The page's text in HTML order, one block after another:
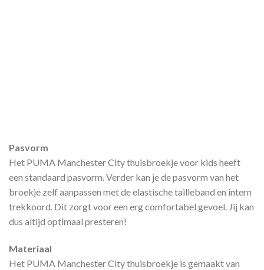
Pasvorm
Het PUMA Manchester City thuisbroekje voor kids heeft
een standaard pasvorm. Verder kan je de pasvorm van het
broekje zelf aanpassen met de elastische tailleband en intern
trekkoord. Dit zorgt voor een erg comfortabel gevoel. Jij kan
dus altijd optimaal presteren!
Materiaal
Het PUMA Manchester City thuisbroekje is gemaakt van